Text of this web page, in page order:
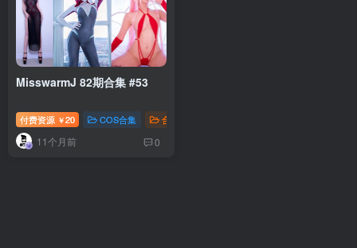
MisswarmJ 82期合集 #53
付费资源 ￥20 COS合集 合集打包
11个月前 0